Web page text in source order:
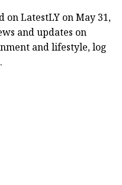
LatestLY on May 31,
and updates on
and lifestyle, log